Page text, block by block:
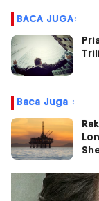
BACA JUGA:
Baca Juga :